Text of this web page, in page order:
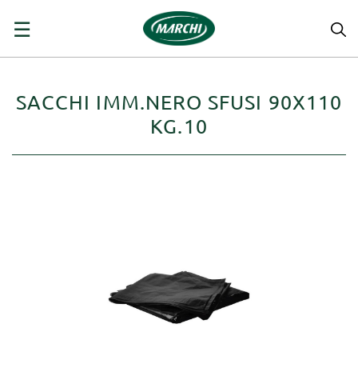
navigazione
☰
SACCHI IMM.NERO SFUSI 90X110
KG.10